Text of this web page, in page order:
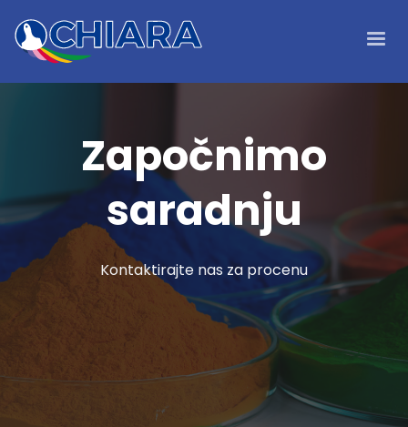
Započnimo
saradnju
Kontaktirajte nas za procenu